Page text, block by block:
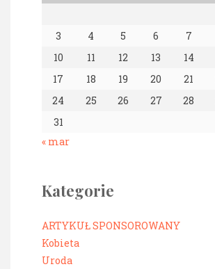
3
4 5 6 7
10
11 12 13 14
17
18 19 20 21
24
25 26 27 28
31
« mar
Kategorie
ARTYKUŁ SPONSOROWANY
Kobieta
Uroda